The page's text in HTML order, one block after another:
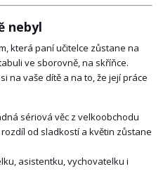
nebyl
která paní učitelce zůstane na
ve sborovně, na skříňce.
na vaše dítě a na to, že její práce
sériová věc z velkoobchodu
od sladkostí a květin zůstane
asistentku, vychovatelku i